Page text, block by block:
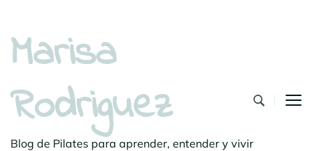
Marisa
Rodriguez
Blog de Pilates para aprender, entender y vivir